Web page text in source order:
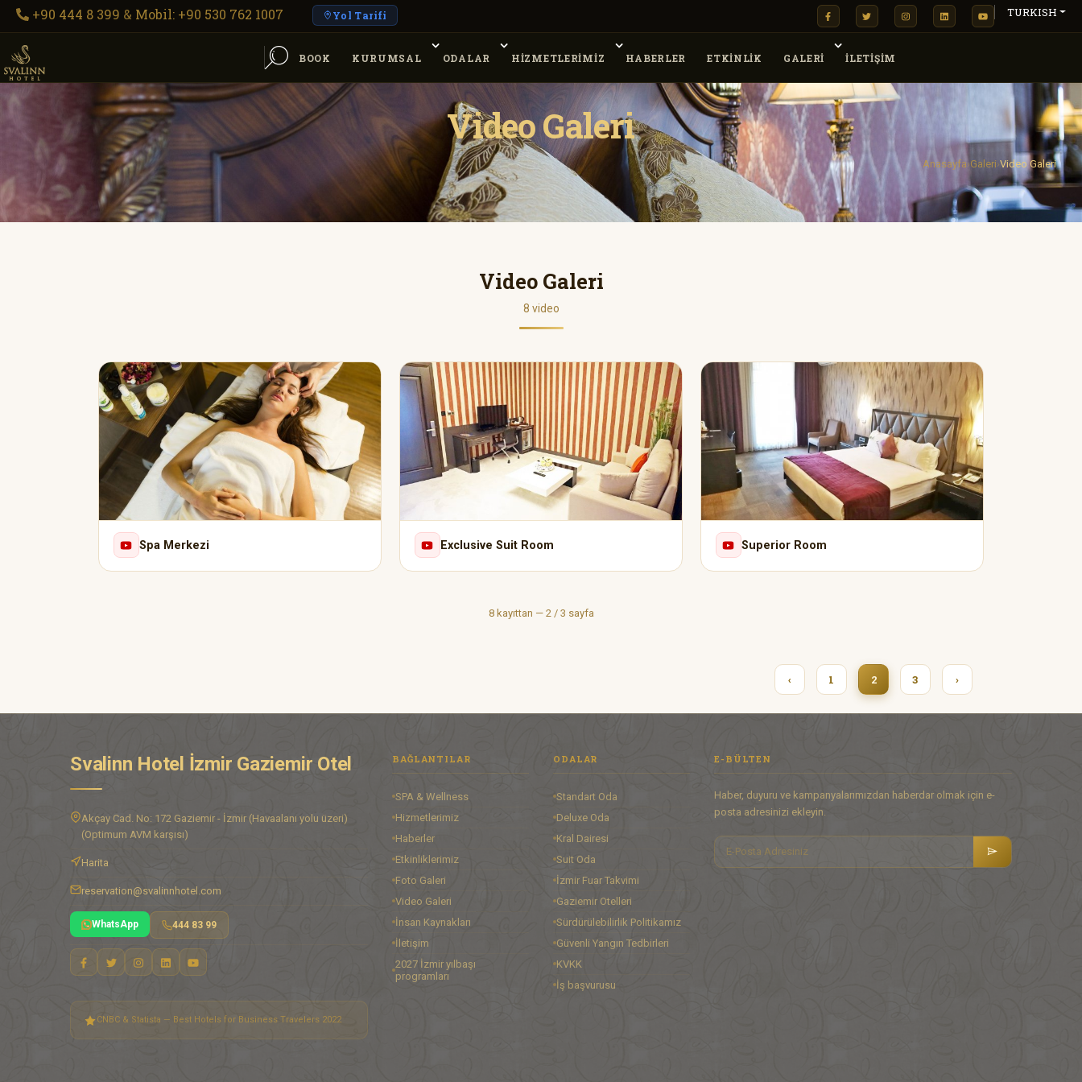
+90 444 8 399 & Mobil: +90 530 762 1007 TURKISH
Yol Tarifi
BOOK KURUMSAL ODALAR HİZMETLERİMİZ HABERLER ETKINLIK GALERİ İLETİŞİM
Video Galeri
Anasayfa Galeri Video Galeri
Video Galeri
8 video
Spa Merkezi Exclusive Suit Room Superior Room
8 kayıttan — 2 / 3 sayfa
‹ 1 2 3 ›
Svalinn Hotel İzmir Gaziemir Otel
Akçay Cad. No: 172 Gaziemir - İzmir (Havaalanı yolu üzeri)
(Optimum AVM karşısı)
Harita
reservation@svalinnhotel.com
WhatsApp 444 83 99
CNBC & Statista — Best Hotels for Business Travelers 2022
BAĞLANTILAR
SPA & Wellness
Hizmetlerimiz
Haberler
Etkinliklerimiz
Foto Galeri
Video Galeri
İnsan Kaynakları
İletişim
2027 İzmir yılbaşı
programları
ODALAR
Standart Oda
Deluxe Oda
Kral Dairesi
Suit Oda
İzmir Fuar Takvimi
Gaziemir Otelleri
Sürdürülebilirlik Politikamız
Güvenli Yangın Tedbirleri
KVKK
İş başvurusu
E-BÜLTEN
Haber, duyuru ve kampanyalarımızdan haberdar olmak için e-
posta adresinizi ekleyin.